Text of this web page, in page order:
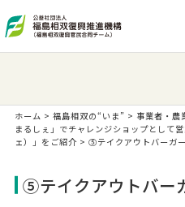
ホーム > 福島相双の“いま” > 事業者・農
まるしぇ」でチャレンジショップとして
ェ）」をご紹介> ⑤テイクアウトバーガー
⑤テイクアウトバー